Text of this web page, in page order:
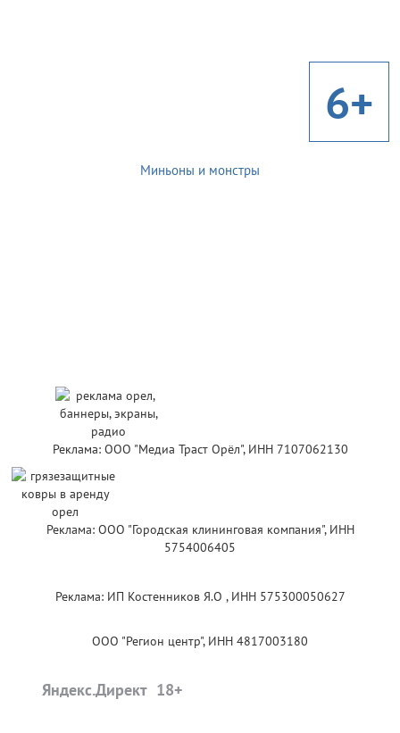
6+
Миньоны и монстры
Реклама: ООО "Медиа Траст Орёл", ИНН 7107062130
Реклама: ООО "Городская клининговая компания", ИНН
5754006405
Реклама: ИП Костенников Я.О , ИНН 575300050627
ООО "Регион центр", ИНН 4817003180
Яндекс.Директ